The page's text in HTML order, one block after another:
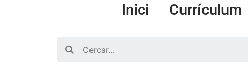
Inici Currículum